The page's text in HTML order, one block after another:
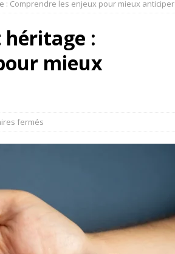
: Comprendre les enjeux pour mieux anticiper
héritage :
mieux
fermés